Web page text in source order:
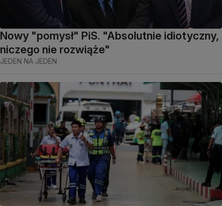
Nowy "pomysł" PiS. "Absolutnie idiotyczny,
niczego nie rozwiąże"
JEDEN NA JEDEN